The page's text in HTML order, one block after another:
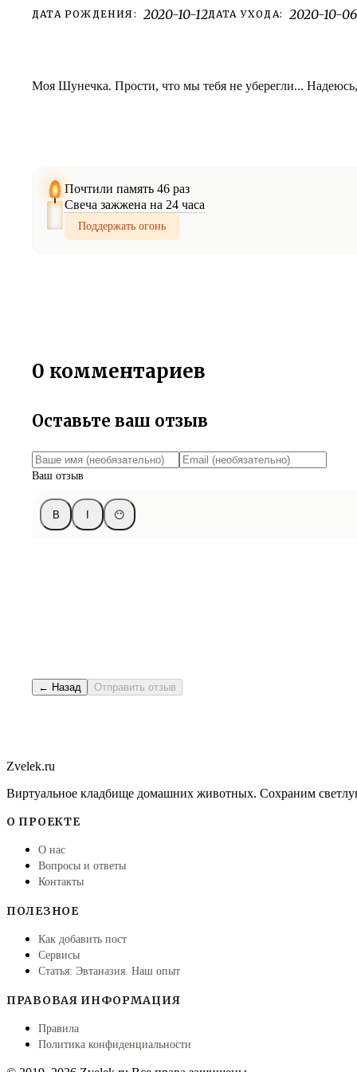
ДАТА РОЖДЕНИЯ: 2020-10-12ДАТА УХОДА: 2020-10-06
Моя Шунечка. Прости, что мы тебя не уберегли...
Почтили память 46 раз
Свеча зажжена на 24 часа
Поддержать огонь
0 комментариев
Оставьте ваш отзыв
Ваш отзыв
B I 😶
← Назад Отправить отзыв
Zvelek.ru
Виртуальное кладбище домашних животных. Сохраним
О ПРОЕКТЕ
О нас
Вопросы и ответы
Контакты
ПОЛЕЗНОЕ
Как добавить пост
Сервисы
Статья: Эвтаназия. Наш опыт
ПРАВОВАЯ ИНФОРМАЦИЯ
Правила
Политика конфиденциальности